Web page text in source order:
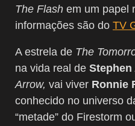
The Flash em um papel
informações são do TV
A estrela de The
na vida real de Stephen
Arrow, vai viver Ronnie
conhecido no universo
“metade” do Firestorm